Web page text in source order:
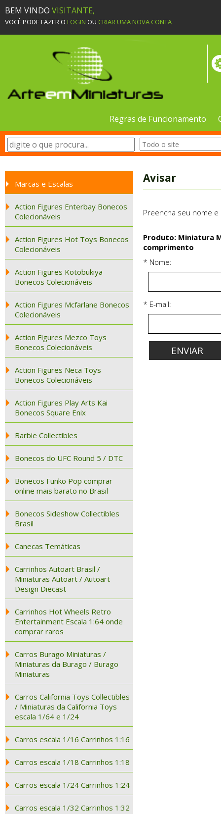
BEM VINDO VISITANTE,
VOCÊ PODE FAZER O LOGIN OU CRIAR UMA NOVA CONTA
Regras de Funcionamento
Marcas e Escalas
Action Figures Enterbay Bonecos
Colecionáveis
Action Figures Hot Toys Bonecos
Colecionáveis
Action Figures Kotobukiya
Bonecos Colecionáveis
Action Figures Mcfarlane Bonecos
Colecionáveis
Action Figures Mezco Toys
Bonecos Colecionáveis
Action Figures Neca Toys
Bonecos Colecionáveis
Action Figures Play Arts Kai
Bonecos Square Enix
Barbie Collectibles
Bonecos do UFC Round 5 / DTC
Bonecos Funko Pop comprar
online mais barato no Brasil
Bonecos Sideshow Collectibles
Brasil
Canecas Temáticas
Carrinhos Autoart Brasil /
Miniaturas Autoart / Autoart
Design Diecast
Carrinhos Hot Wheels Retro
Entertainment Escala 1:64 onde
comprar raros
Carros Burago Miniaturas /
Miniaturas da Burago / Burago
Miniaturas
Carros California Toys Collectibles
/ Miniaturas da California Toys
escala 1/64 e 1/24
Carros escala 1/16 Carrinhos 1:16
Carros escala 1/18 Carrinhos 1:18
Carros escala 1/24 Carrinhos 1:24
Carros escala 1/32 Carrinhos 1:32
Avisar
Preencha seu nome
Produto: Miniatura
comprimento
* Nome:
* E-mail: